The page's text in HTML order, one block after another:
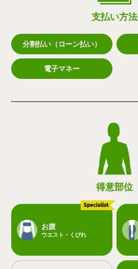
支払い方法
分割払い（ローン払い）
電子マネー
得意部位
お腹
ウエスト・くびれ